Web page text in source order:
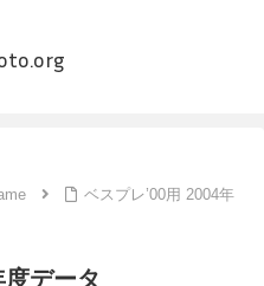
ベスプレ’00用 2004年
データ